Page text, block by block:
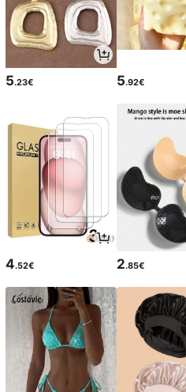
5.23€ 5.92€
4.52€ 2.85€